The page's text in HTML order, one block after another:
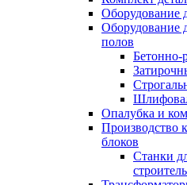
Оборудование
Оборудование
полов
Бетонно-
Опалубка и
Производство
блоков
Cтанки